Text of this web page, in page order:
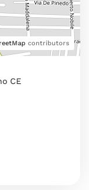
contributors
CE